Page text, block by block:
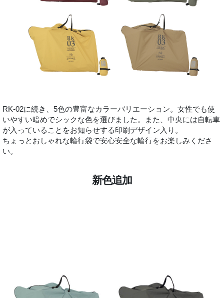
RK-02に続き、5色の豊富なカラーバリエーション。女性でも使
いやすい暗めでシックな色を選びました。また、中央には自転車
が入っていることをお知らせする印刷デザイン入り。
ちょっとおしゃれな輪行袋で安心安全な輪行をお楽しみくださ
い。
新色追加